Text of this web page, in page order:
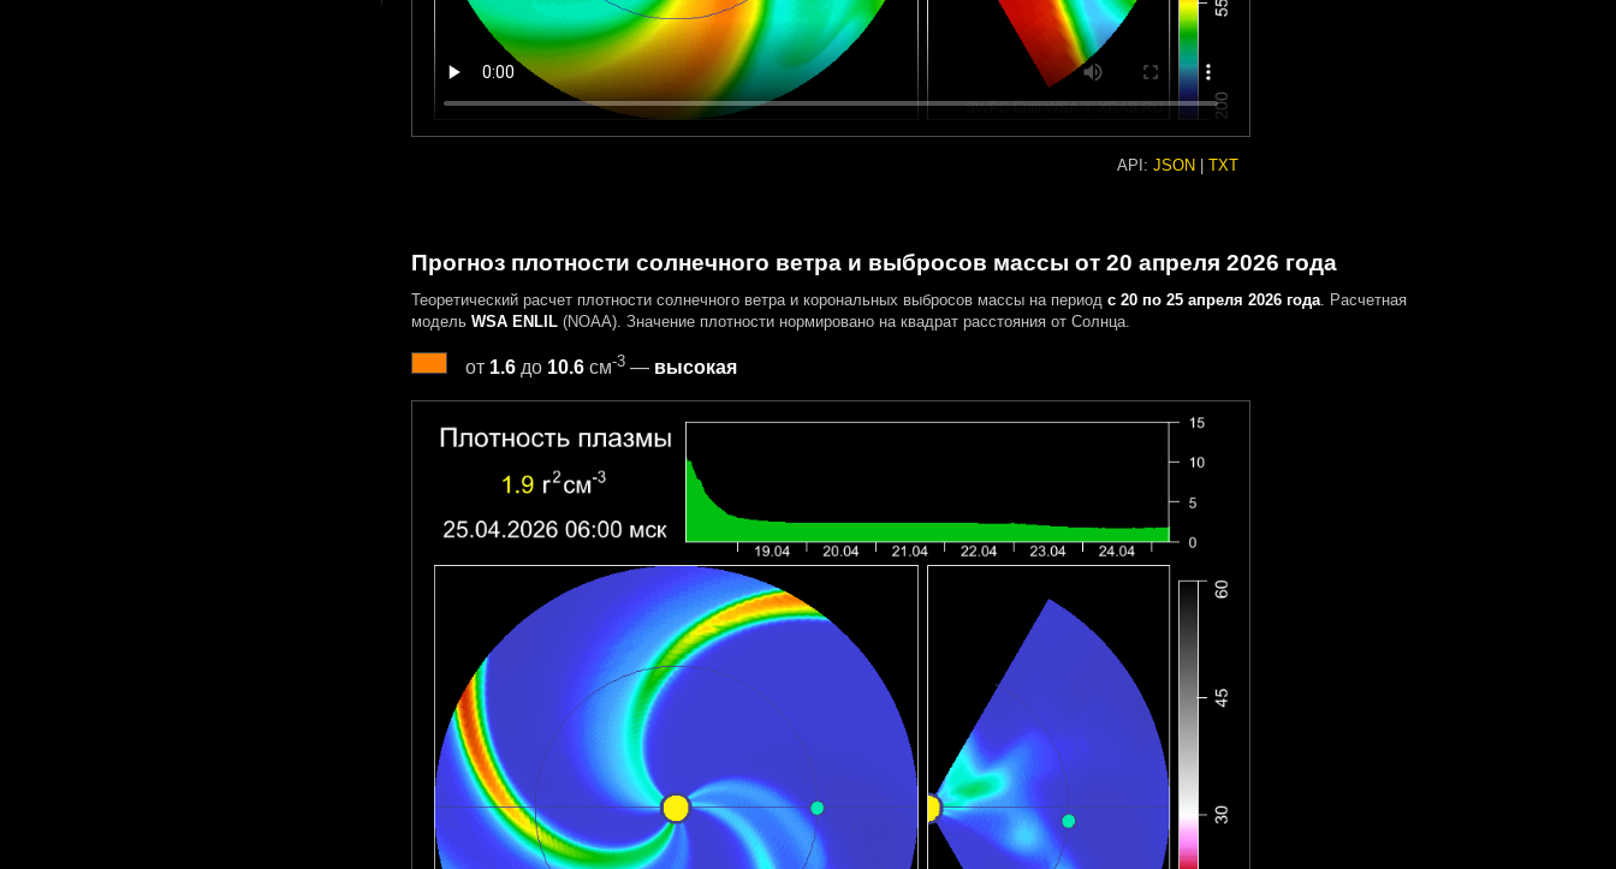
API: JSON TXT
Прогноз плотности солнечного ветра и выбросов массы от 20 апреля 2026 года
Теоретический расчет плотности солнечного ветра и корональных выбросов массы на период с 20 по 25 апреля 2026 года. Расчетная
модель WSA ENLIL(NOAA). Значение плотности нормировано на квадрат расстояния от Солнца.
от 1.6до 10.6см-3— высокая